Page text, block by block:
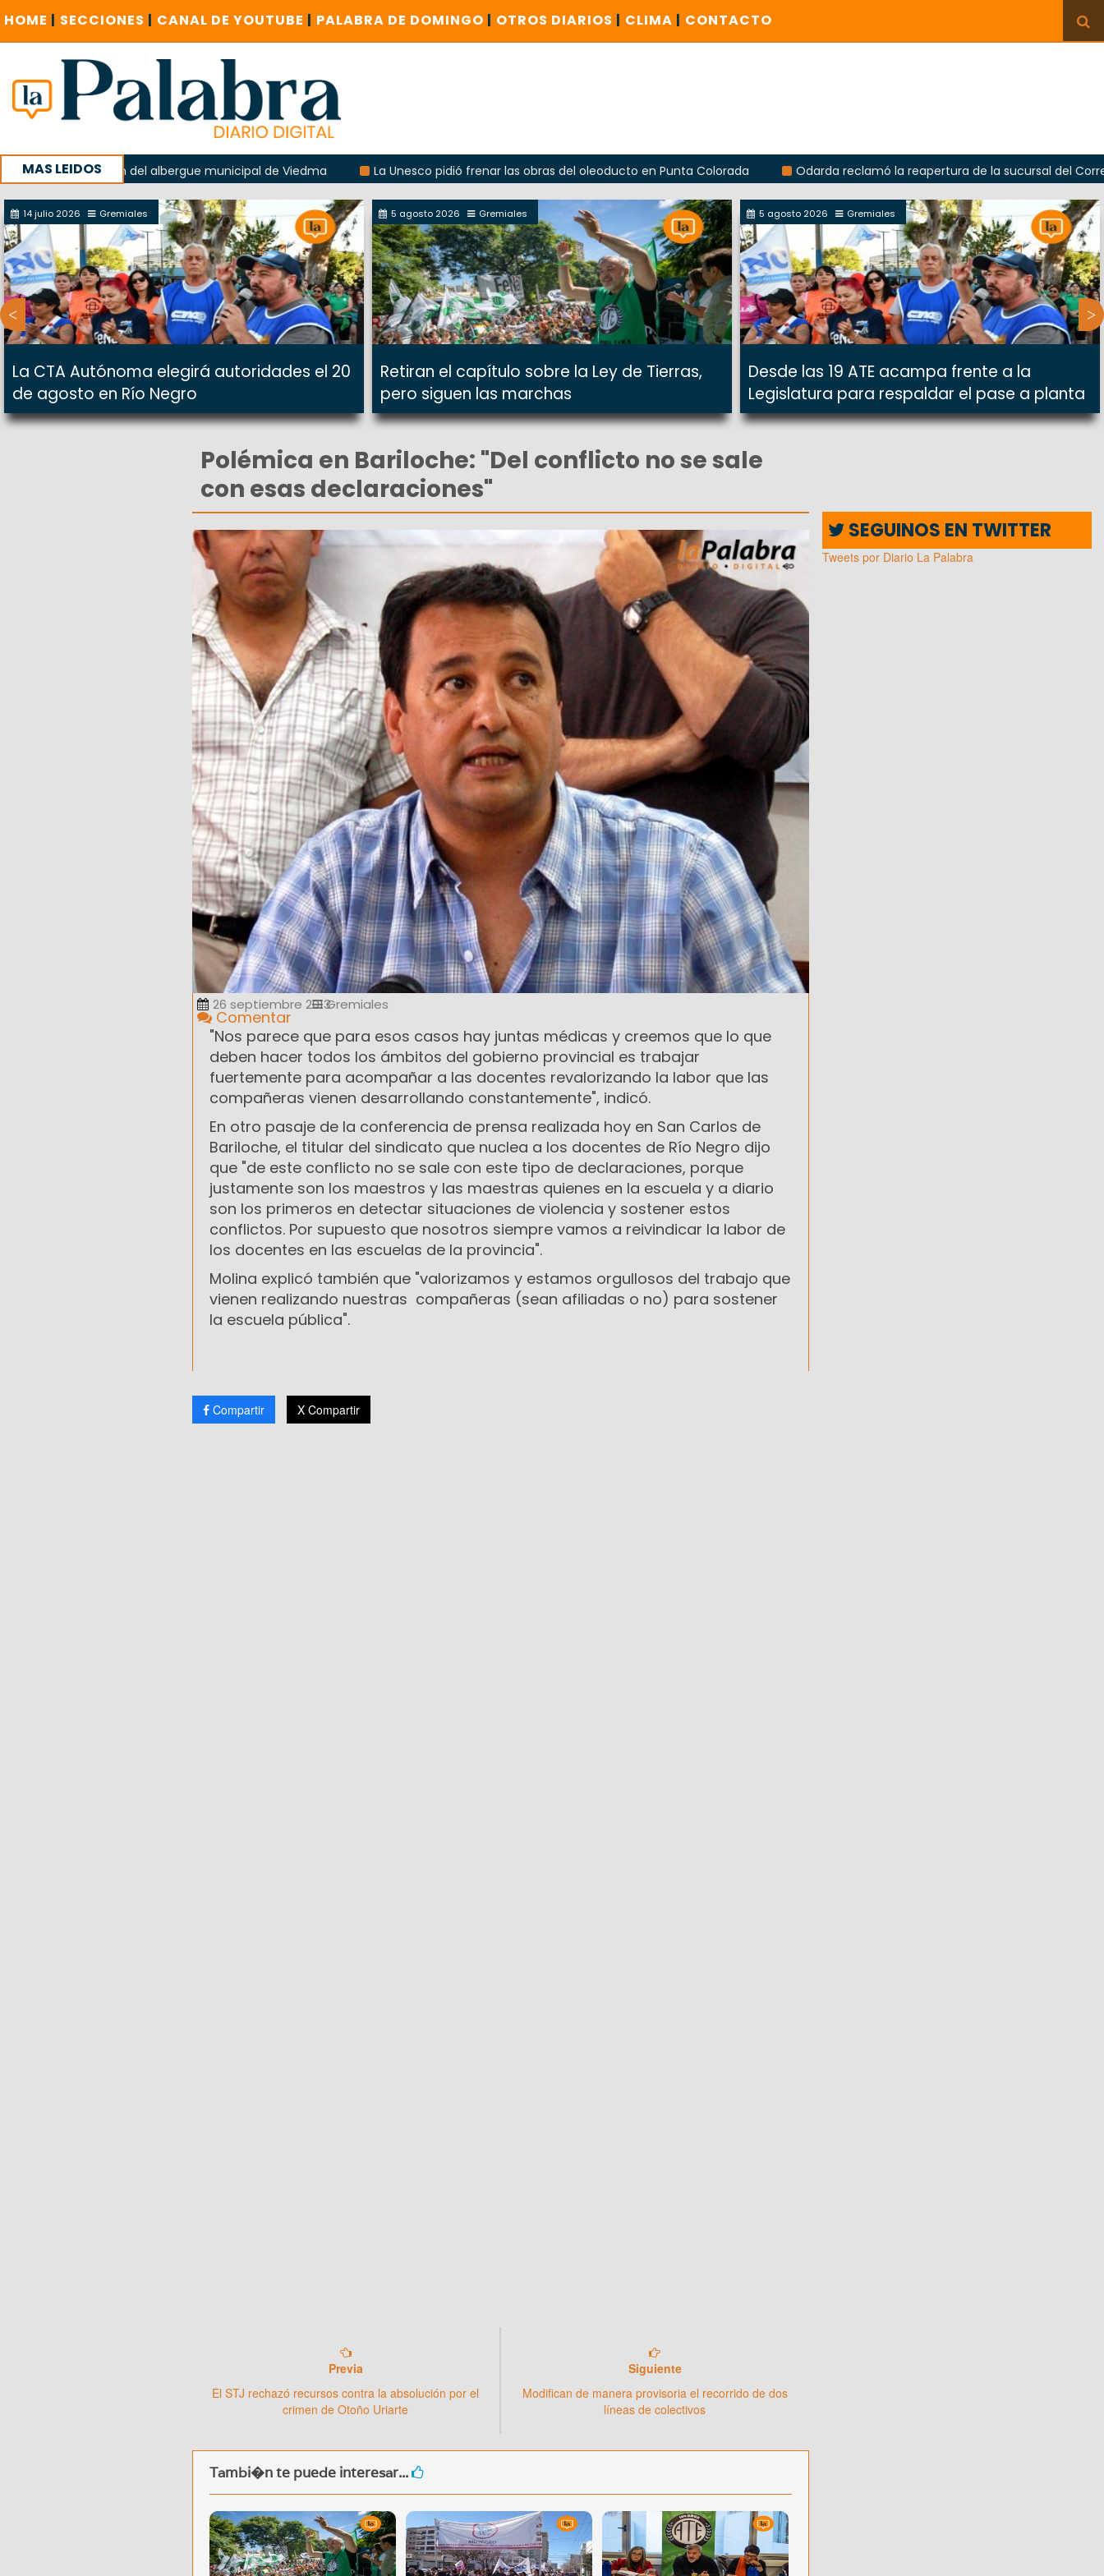
HOME | SECCIONES | CANAL DE YOUTUBE | PALABRA DE DOMINGO | OTROS DIARIOS | CLIMA | CONTACTO
MAS LEIDOS
explosión del albergue municipal de Viedma La Unesco pidió frenar las obras del oleoducto en Punta Colorada
Odarda reclamó la reapertura de la sucursal del Correo
con un encuentro provincial en Roca
14 julio 2026 Gremiales
La CTA Autónoma elegirá autoridades el 20
de agosto en Río Negro
5 agosto 2026 Gremiales
Retiran el capítulo sobre la Ley de Tierras,
pero siguen las marchas
5 agosto 2026 Gremiales
Desde las 19 ATE acampa frente a la
Legislatura para respaldar el pase a planta
Polémica en Bariloche: "Del conflicto no se sale
con esas declaraciones"
26 septiembre 2013Gremiales
Comentar
"Nos parece que para esos casos hay juntas médicas y creemos que lo que
deben hacer todos los ámbitos del gobierno provincial es trabajar
fuertemente para acompañar a las docentes revalorizando la labor que las
compañeras vienen desarrollando constantemente", indicó.
En otro pasaje de la conferencia de prensa realizada hoy en San Carlos de
Bariloche, el titular del sindicato que nuclea a los docentes de Río Negro dijo
que "de este conflicto no se sale con este tipo de declaraciones, porque
justamente son los maestros y las maestras quienes en la escuela y a diario
son los primeros en detectar situaciones de violencia y sostener estos
conflictos. Por supuesto que nosotros siempre vamos a reivindicar la labor de
los docentes en las escuelas de la provincia".
Molina explicó también que "valorizamos y estamos orgullosos del trabajo que
vienen realizando nuestras compañeras (sean afiliadas o no) para sostener
la escuela pública".
Compartir X Compartir
Previa
El STJ rechazó recursos contra la absolución por el
crimen de Otoño Uriarte
Siguiente
Modifican de manera provisoria el recorrido de dos
líneas de colectivos
Tambi�n te puede interesar...
SEGUINOS EN TWITTER
Tweets por Diario La Palabra